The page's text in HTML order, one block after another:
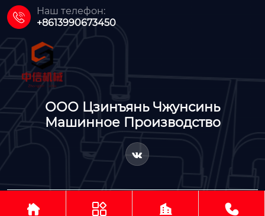

Наш телефон:
+8613990673450
ООО Цзинъянь Чжунсинь
Машинное Производство

Авторское право © ООО Цзинъянь Чжунсинь Машинное
   